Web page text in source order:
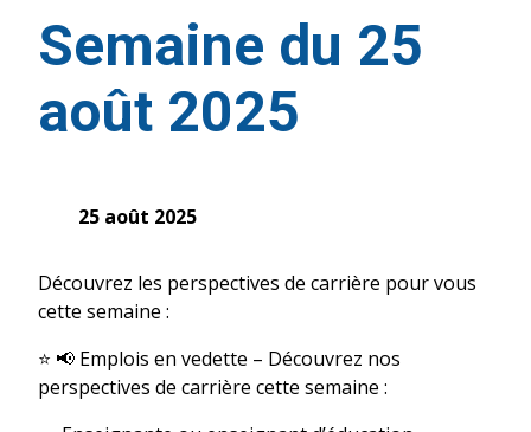
Semaine du 25
août 2025
25 août 2025
Découvrez les perspectives de carrière pour vous
cette semaine :
⭐️ 📢 Emplois en vedette – Découvrez nos
perspectives de carrière cette semaine :